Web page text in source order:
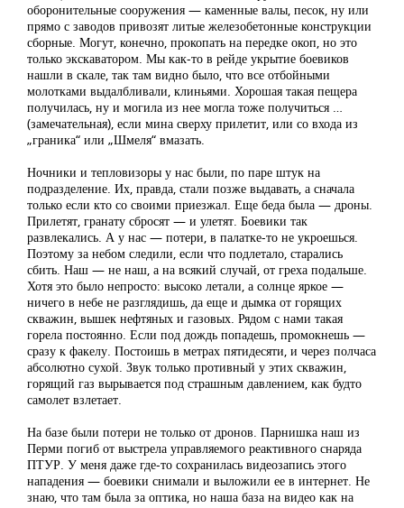
оборонительные сооружения — каменные валы, песок, ну или
прямо с заводов привозят литые железобетонные конструкции
сборные. Могут, конечно, прокопать на передке окоп, но это
только экскаватором. Мы как-то в рейде укрытие боевиков
нашли в скале, так там видно было, что все отбойными
молотками выдалбливали, клиньями. Хорошая такая пещера
получилась, ну и могила из нее могла тоже получиться …
(замечательная), если мина сверху прилетит, или со входа из
„граника“ или „Шмеля“ вмазать.
Ночники и тепловизоры у нас были, по паре штук на
подразделение. Их, правда, стали позже выдавать, а сначала
только если кто со своими приезжал. Еще беда была — дроны.
Прилетят, гранату сбросят — и улетят. Боевики так
развлекались. А у нас — потери, в палатке-то не укроешься.
Поэтому за небом следили, если что подлетало, старались
сбить. Наш — не наш, а на всякий случай, от греха подальше.
Хотя это было непросто: высоко летали, а солнце яркое —
ничего в небе не разглядишь, да еще и дымка от горящих
скважин, вышек нефтяных и газовых. Рядом с нами такая
горела постоянно. Если под дождь попадешь, промокнешь —
сразу к факелу. Постоишь в метрах пятидесяти, и через полчаса
абсолютно сухой. Звук только противный у этих скважин,
горящий газ вырывается под страшным давлением, как будто
самолет взлетает.
На базе были потери не только от дронов. Парнишка наш из
Перми погиб от выстрела управляемого реактивного снаряда
ПТУР. У меня даже где-то сохранилась видеозапись этого
нападения — боевики снимали и выложили ее в интернет. Не
знаю, что там была за оптика, но наша база на видео как на